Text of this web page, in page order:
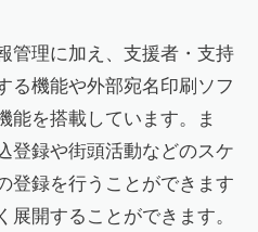
管理に加え、支援者・支持
る機能や外部宛名印刷ソフ
能を搭載しています。ま
登録や街頭活動などのスケ
登録を行うことができます
開することができます。